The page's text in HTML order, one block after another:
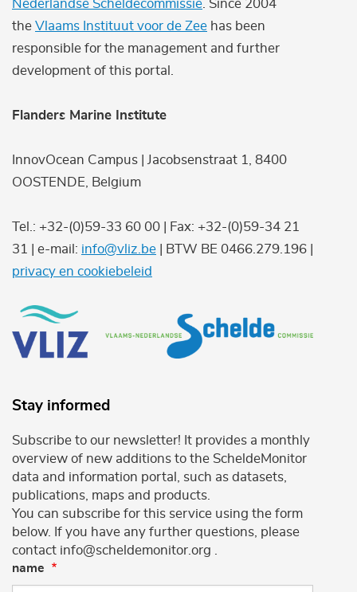
Nederlandse Scheldecommissie . Since 2004
the Vlaams Instituut voor de Zee has been
responsible for the management and further
development of this portal.
Flanders Marine Institute
InnovOcean Campus | Jacobsenstraat 1, 8400
OOSTENDE, Belgium
Tel.: +32-(0)59-33 60 00 | Fax: +32-(0)59-34 21
31 | e-mail: info@vliz.be | BTW BE 0466.279.196 |
privacy en cookiebeleid
Stay informed
Subscribe to our newsletter! It provides a monthly
overview of new additions to the ScheldeMonitor
data and information portal, such as datasets,
publications, maps and products.
You can subscribe for this service using the form
below. If you have any further questions, please
contact info@scheldemonitor.org .
name